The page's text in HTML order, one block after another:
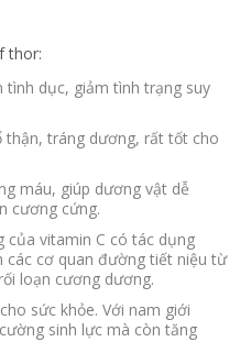
thor:
tình dục, giảm tình trạng suy
thận, tráng dương, rất tốt cho
máu, giúp dương vật dễ
cương cứng.
của vitamin C có tác dụng
các cơ quan đường tiết niệu từ
loạn cương dương.
sức khỏe. Với nam giới
sinh lực mà còn tăng